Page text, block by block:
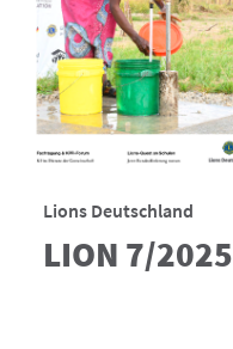
Lions Deutschland
LION 7/2025